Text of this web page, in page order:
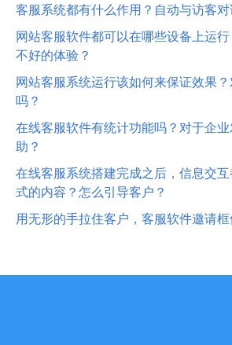
客服系统都有什么作用？自动与访客对
网站客服软件都可以在哪些设备上运
不好的体验？
网站客服系统运行该如何来保证效果
吗？
在线客服软件有统计功能吗？对于企
助？
在线客服系统搭建完成之后，信息交
式的内容？怎么引导客户？
用无形的手拉住客户，客服软件邀请